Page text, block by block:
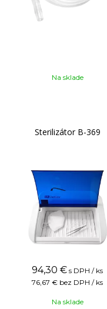
Na sklade
Sterilizátor B-369
94,30 € s DPH / ks
76,67 € bez DPH / ks
Na sklade